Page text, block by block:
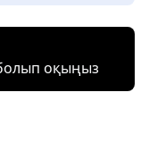
оқыңыз